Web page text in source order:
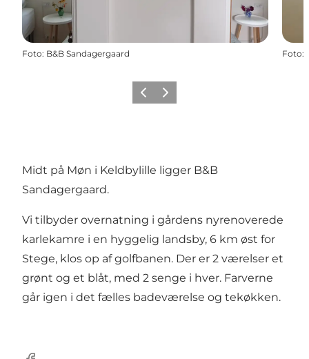
Foto: B&B Sandagergaard Foto:
Föregående
Nästa
Midt på Møn i Keldbylille ligger B&B
Sandagergaard.
Vi tilbyder overnatning i gårdens nyrenoverede
karlekamre i en hyggelig landsby, 6 km øst for
Stege, klos op af golfbanen. Der er 2 værelser et
grønt og et blåt, med 2 senge i hver. Farverne
går igen i det fælles badeværelse og tekøkken.